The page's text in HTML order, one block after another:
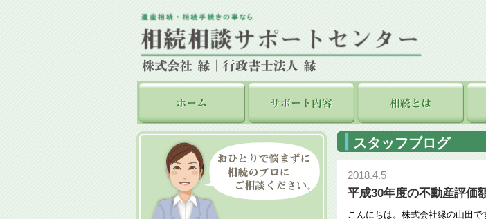
スタッフブログ
2018.4.5
平成30年度の不動産評価
こんにちは。株式会社縁の山田で